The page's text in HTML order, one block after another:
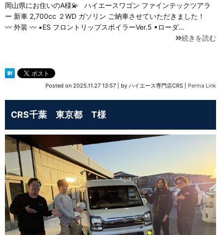
岡山県にお住いのA様💫 ハイエースワゴン ファインテックツアラ
ー 新車 2,700cc ２WD ガソリン ご納車させていただきました！
〰 外装 〰 ▪ES フロントリップスポイラーVer.5 ▪ローダ…
続きを読む
Posted on 2025.11.27 13:57 by ハイエース専門店CRS Perma Link
CRS千葉 東京都 T様